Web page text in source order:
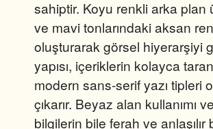
sahiptir. Koyu renkli arka plan
ve mavi tonlarındaki aksan
oluşturarak görsel hiyerarşiyi
yapısı, içeriklerin kolayca
modern sans-serif yazı tipleri
çıkarır. Beyaz alan kullanımı
bilgilerin bile ferah ve